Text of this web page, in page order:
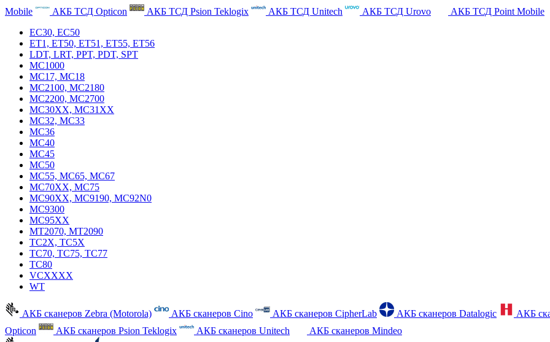
Mobile
АКБ ТСД Opticon АКБ ТСД Psion Teklogix АКБ ТСД Unitech АКБ ТСД Urovo АКБ ТСД Point Mobile
EC30, EC50
ET1, ET50, ET51, ET55, ET56
LDT, LRT, PPT, PDT, SPT
MC1000
MC17, MC18
MC2100, MC2180
MC2200, MC2700
MC30XX, MC31XX
MC32, MC33
MC36
MC40
MC45
MC50
MC55, MC65, MC67
MC70XX, MC75
MC90XX, MC9190, MC92N0
MC9300
MC95XX
MT2070, MT2090
TC2X, TC5X
TC70, TC75, TC77
TC80
VCXXXX
WT
АКБ сканеров Zebra (Motorola) АКБ сканеров Cino АКБ сканеров CipherLab АКБ сканеров Datalogic АКБ
Opticon
АКБ сканеров Psion Teklogix АКБ сканеров Unitech
АКБ сканеров Mindeo